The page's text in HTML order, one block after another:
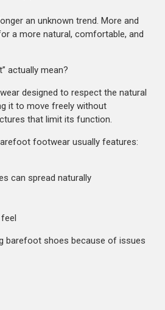
an unknown trend. More and
a more natural, comfortable, and
actually mean?
designed to respect the natural
it to move freely without
that limit its function.
footwear usually features:
can spread naturally
barefoot shoes because of issues